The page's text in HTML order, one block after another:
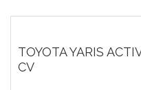
TOYOTA YARIS
CV